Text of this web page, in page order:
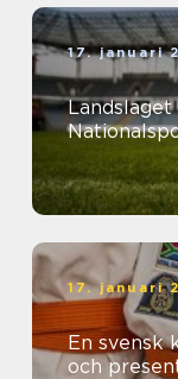
17. januari
17. januari
En svensk
och